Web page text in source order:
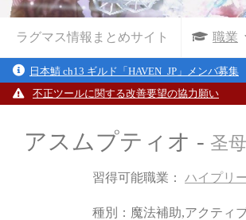
ラグマス情報まとめサイト 職業
日本鯖 ch13 ギルド「HAVEN_JP」メンバ募集
不正ツールに関する改善要望の協力願い
アスムプティオ - 圣
習得可能職業： ハイプリ
種別：魔法補助,アクティ